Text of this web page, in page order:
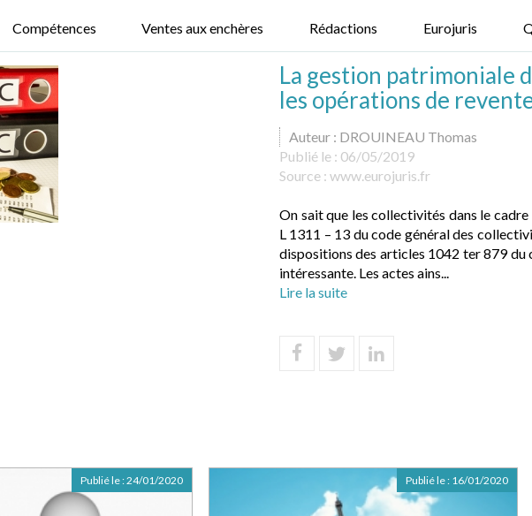
Compétences Ventes aux enchères Rédactions Eurojuris
La gestion patrimoniale
les opérations de
Auteur : DROUINEAU Thomas
Publié le : 06/05/2019
Source : www.eurojuris.fr
On sait que les collectivités dans le
L 1311 – 13 du code général des
dispositions des articles 1042 ter 879 du
intéressante. Les actes ains...
Lire la suite
Publié le :24/01/2020 Publié le : 16/01/2020